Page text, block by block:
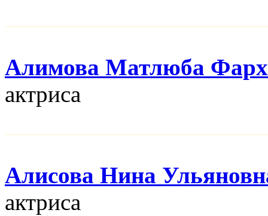
Алимова Матлюба
актриса
Алисова Нина
актриса